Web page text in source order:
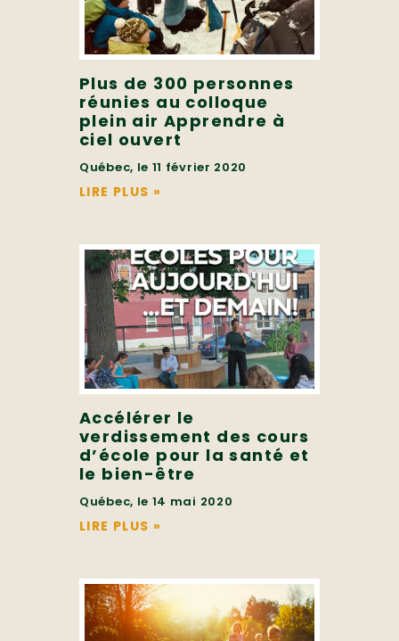
Plus de 300 personnes
réunies au colloque
plein air Apprendre à
ciel ouvert
Québec, le 11 février 2020
LIRE PLUS »
Accélérer le
verdissement des cours
d’école pour la santé et
le bien-être
Québec, le 14 mai 2020
LIRE PLUS »